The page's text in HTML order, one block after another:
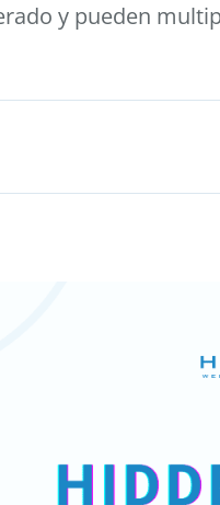
y pueden